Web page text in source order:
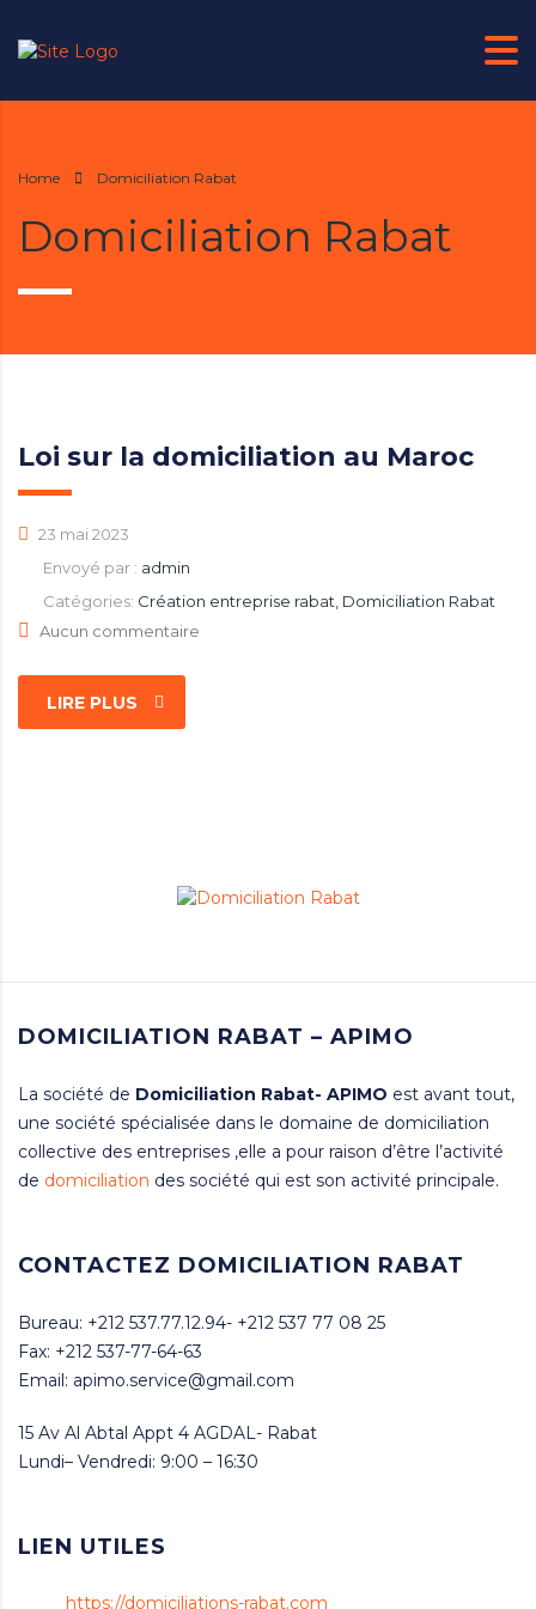
Home Domiciliation Rabat
Domiciliation Rabat
Loi sur la domiciliation au Maroc
23 mai 2023
Envoyé par : admin
Catégories: Création entreprise rabat, Domiciliation Rabat
Aucun commentaire
LIRE PLUS
DOMICILIATION RABAT – APIMO
La société de Domiciliation Rabat- APIMO est avant tout,
une société spécialisée dans le domaine de domiciliation
collective des entreprises ,elle a pour raison d’être l’activité
de domiciliation des société qui est son activité principale.
CONTACTEZ DOMICILIATION RABAT
Bureau: +212 537.77.12.94- +212 537 77 08 25
Fax: +212 537-77-64-63
Email: apimo.service@gmail.com
15 Av Al Abtal Appt 4 AGDAL- Rabat
Lundi– Vendredi: 9:00 – 16:30
LIEN UTILES
https://domiciliations-rabat.com